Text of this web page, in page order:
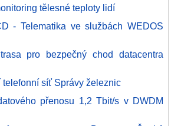
tělesné teploty lidí
- Telematika ve službách WEDOS
pro bezpečný chod datacentra
telefonní síť Správy železnic
přenosu 1,2 Tbit/s v DWDM